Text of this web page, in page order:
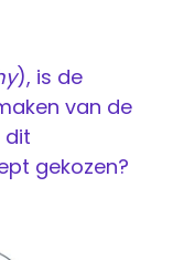
), is de
van de
dit
gekozen?